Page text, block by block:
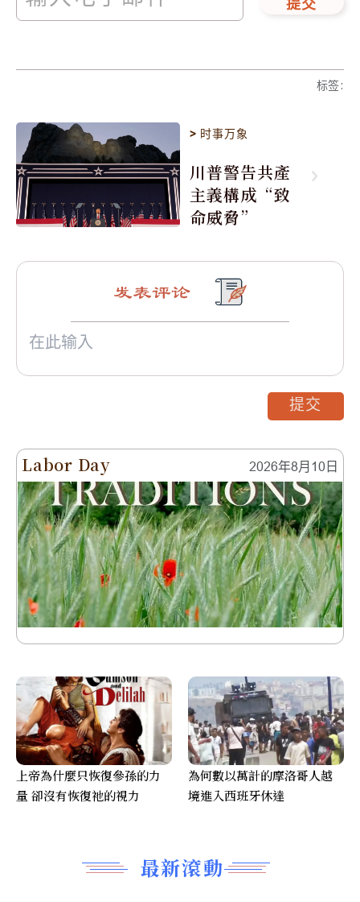
提交
标签:
> 时事万象
川普警告共產
主義構成“致
命威脅”
Labor Day 2026年8月10日
最新滾動
发表评论
提交
上帝為什麼只恢復參孫的力
量 卻沒有恢復祂的視力
為何數以萬計的摩洛哥人越
境進入西班牙休達